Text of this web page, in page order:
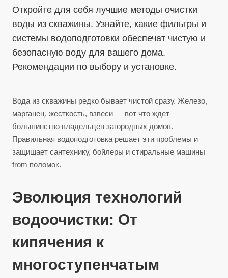
Откройте для себя лучшие методы очистки
воды из скважины. Узнайте, какие фильтры и
системы водоподготовки обеспечат чистую и
безопасную воду для вашего дома.
Рекомендации по выбору и установке.
Вода из скважины редко бывает чистой сразу. Железо,
марганец, жесткость, взвеси — вот что ждет
большинство владельцев загородных домов.
Правильная водоподготовка решает эти проблемы и
защищает сантехнику, бойлеры и стиральные машины
from поломок.
Эволюция технологий
водоочистки: От
кипячения к
многоступенчатым